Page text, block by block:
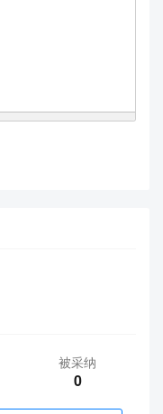
被采纳
0